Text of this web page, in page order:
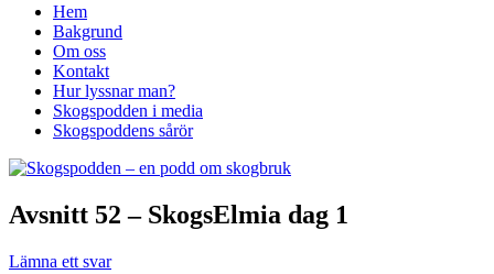
Hem
Bakgrund
Om oss
Kontakt
Hur lyssnar man?
Skogspodden i media
Skogspoddens sårör
Avsnitt 52 – SkogsElmia dag 1
Lämna ett svar